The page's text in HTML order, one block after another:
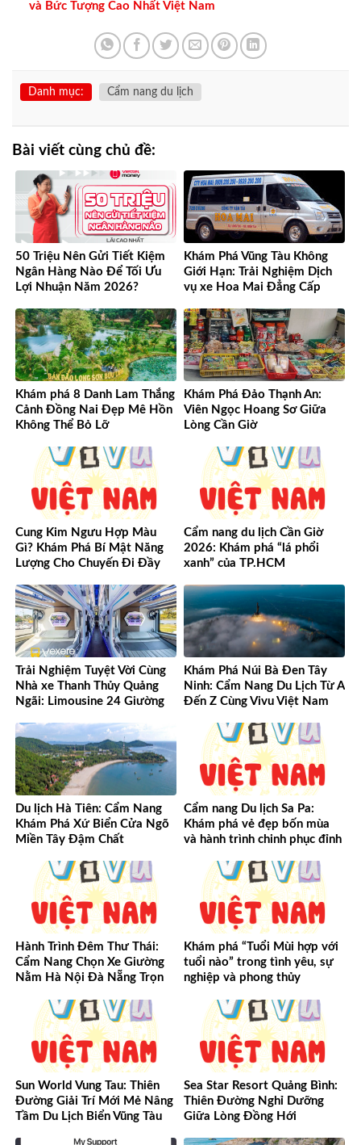
và Bức Tượng Cao Nhất Việt Nam
Danh mục: Cẩm nang du lịch
Bài viết cùng chủ đề:
50 Triệu Nên Gửi Tiết Kiệm
Ngân Hàng Nào Để Tối Ưu
Lợi Nhuận Năm 2026?
Khám Phá Vũng Tàu Không
Giới Hạn: Trải Nghiệm Dịch
vụ xe Hoa Mai Đẳng Cấp
Khám phá 8 Danh Lam Thắng
Cảnh Đồng Nai Đẹp Mê Hồn
Không Thể Bỏ Lỡ
Khám Phá Đảo Thạnh An:
Viên Ngọc Hoang Sơ Giữa
Lòng Cần Giờ
Cung Kim Ngưu Hợp Màu
Gì? Khám Phá Bí Mật Năng
Lượng Cho Chuyến Đi Đầy
Cẩm nang du lịch Cần Giờ
2026: Khám phá “lá phổi
xanh” của TP.HCM
Trải Nghiệm Tuyệt Vời Cùng
Nhà xe Thanh Thủy Quảng
Ngãi: Limousine 24 Giường
Khám Phá Núi Bà Đen Tây
Ninh: Cẩm Nang Du Lịch Từ A
Đến Z Cùng Vivu Việt Nam
Du lịch Hà Tiên: Cẩm Nang
Khám Phá Xứ Biển Cửa Ngõ
Miền Tây Đậm Chất
Cẩm nang Du lịch Sa Pa:
Khám phá vẻ đẹp bốn mùa
và hành trình chinh phục đỉnh
Hành Trình Đêm Thư Thái:
Cẩm Nang Chọn Xe Giường
Nằm Hà Nội Đà Nẵng Trọn
Khám phá “Tuổi Mùi hợp với
tuổi nào” trong tình yêu, sự
nghiệp và phong thủy
Sun World Vung Tau: Thiên
Đường Giải Trí Mới Mẻ Nâng
Tầm Du Lịch Biển Vũng Tàu
Sea Star Resort Quảng Bình:
Thiên Đường Nghỉ Dưỡng
Giữa Lòng Đồng Hới